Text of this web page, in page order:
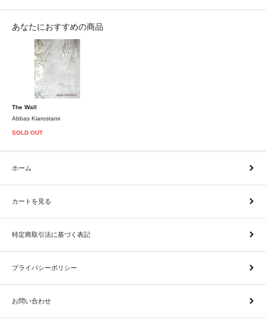
あなたにおすすめの商品
The Wall
Abbas Kiarostami
SOLD OUT
ホーム
カートを見る
特定商取引法に基づく表記
プライバシーポリシー
お問い合わせ